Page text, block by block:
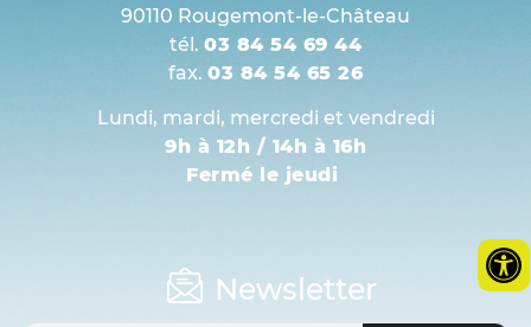
90110 Rougemont-le-Château
tél. 03 84 54 69 44
fax. 03 84 54 65 26
Lundi, mardi, mercredi et vendredi
9h à 12h / 14h à 16h
Fermé le jeudi
Newsletter